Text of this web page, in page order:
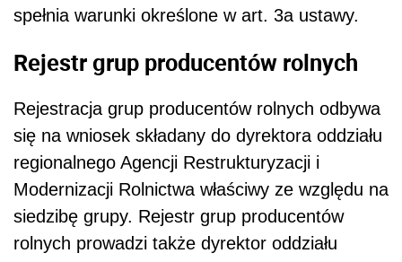
spełnia warunki określone w art. 3a ustawy.
Rejestr grup producentów rolnych
Rejestracja grup producentów rolnych odbywa
się na wniosek składany do dyrektora oddziału
regionalnego Agencji Restrukturyzacji i
Modernizacji Rolnictwa właściwy ze względu na
siedzibę grupy. Rejestr grup producentów
rolnych prowadzi także dyrektor oddziału